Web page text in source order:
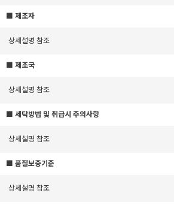
■ 제조자
상세설명 참조
■ 제조국
상세설명 참조
■ 세탁방법 및 취급시 주의사항
상세설명 참조
■ 품질보증기준
상세설명 참조